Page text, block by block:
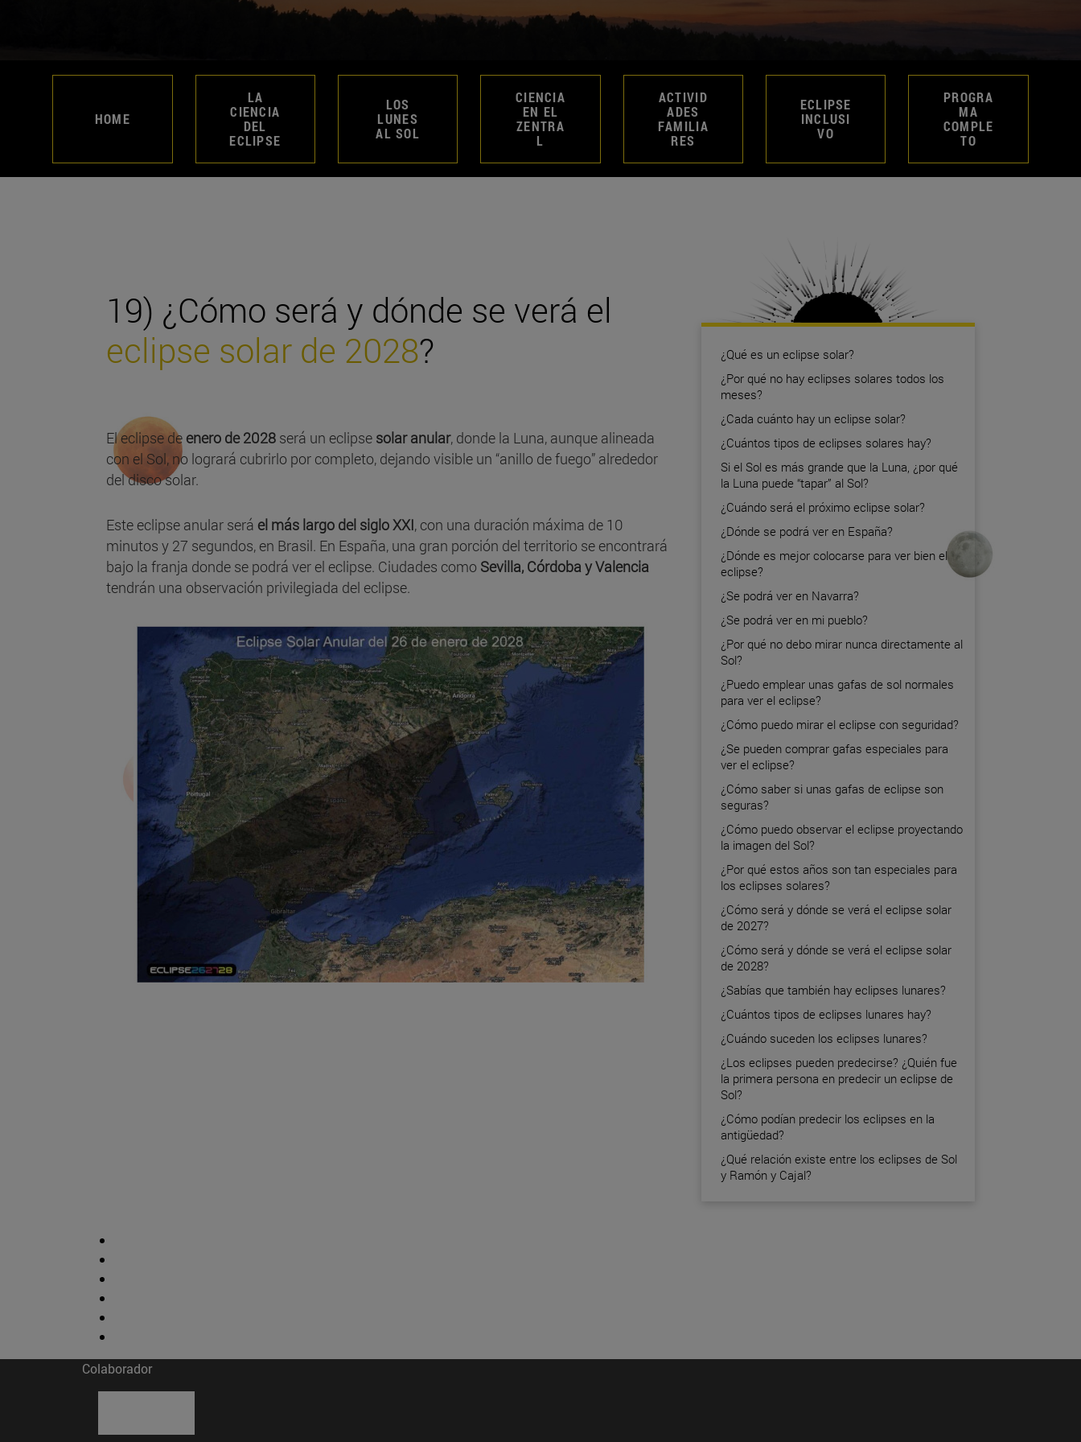
HOME
LA
CIENCIA
DEL
ECLIPSE
LOS
LUNES
AL SOL
CIENCIA
EN EL
ZENTRA
L
ACTIVID
ADES
FAMILIA
RES
ECLIPSE
INCLUSI
VO
PROGRA
MA
COMPLE
TO
19) ¿Cómo será y dónde se verá el
eclipse solar de 2028?
El eclipse de enero de 2028 será un eclipse solar anular, donde la Luna, aunque alineada
con el Sol, no logrará cubrirlo por completo, dejando visible un “anillo de fuego” alrededor
del disco solar.
Este eclipse anular será el más largo del siglo XXI, con una duración máxima de 10
minutos y 27 segundos, en Brasil. En España, una gran porción del territorio se encontrará
bajo la franja donde se podrá ver el eclipse. Ciudades como Sevilla, Córdoba y Valencia
tendrán una observación privilegiada del eclipse.
¿Qué es un eclipse solar?
¿Por qué no hay eclipses solares todos los
meses?
¿Cada cuánto hay un eclipse solar?
¿Cuántos tipos de eclipses solares hay?
Si el Sol es más grande que la Luna, ¿por qué
la Luna puede “tapar” al Sol?
¿Cuándo será el próximo eclipse solar?
¿Dónde se podrá ver en España?
¿Dónde es mejor colocarse para ver bien el
eclipse?
¿Se podrá ver en Navarra?
¿Se podrá ver en mi pueblo?
¿Por qué no debo mirar nunca directamente al
Sol?
¿Puedo emplear unas gafas de sol normales
para ver el eclipse?
¿Cómo puedo mirar el eclipse con seguridad?
¿Se pueden comprar gafas especiales para
ver el eclipse?
¿Cómo saber si unas gafas de eclipse son
seguras?
¿Cómo puedo observar el eclipse proyectando
la imagen del Sol?
¿Por qué estos años son tan especiales para
los eclipses solares?
¿Cómo será y dónde se verá el eclipse solar
de 2027?
¿Cómo será y dónde se verá el eclipse solar
de 2028?
¿Sabías que también hay eclipses lunares?
¿Cuántos tipos de eclipses lunares hay?
¿Cuándo suceden los eclipses lunares?
¿Los eclipses pueden predecirse? ¿Quién fue
la primera persona en predecir un eclipse de
Sol?
¿Cómo podían predecir los eclipses en la
antigüedad?
¿Qué relación existe entre los eclipses de Sol
y Ramón y Cajal?
Colaborador